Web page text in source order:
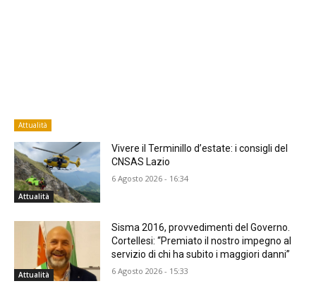
Attualità
Attualità
Vivere il Terminillo d’estate: i consigli del
CNSAS Lazio
6 Agosto 2026 - 16:34
Attualità
Sisma 2016, provvedimenti del Governo.
Cortellesi: “Premiato il nostro impegno al
servizio di chi ha subito i maggiori danni”
6 Agosto 2026 - 15:33